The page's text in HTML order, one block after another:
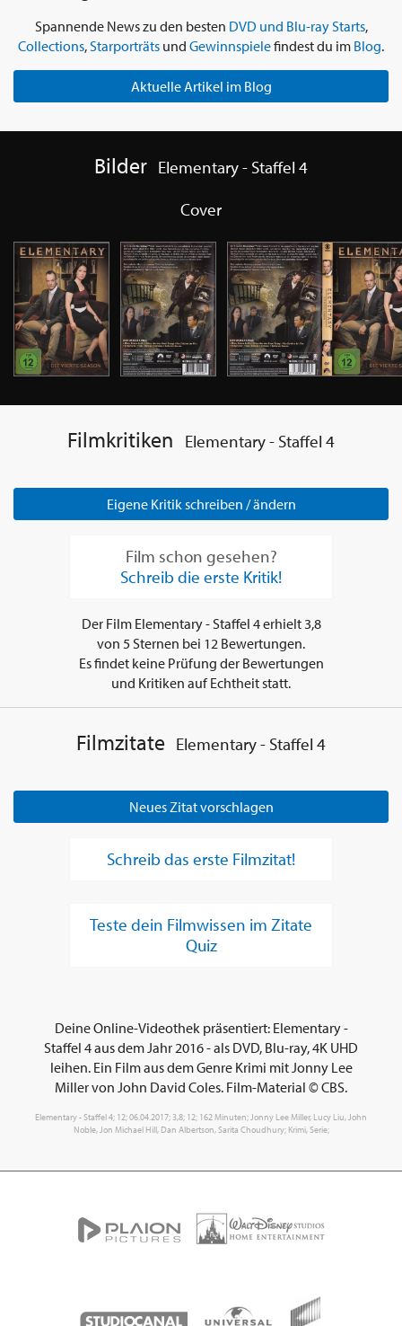
Spannende News zu den besten DVD und Blu-ray Starts,
Collections,Starporträts und Gewinnspielefindest du im Blog.
Aktuelle Artikel im Blog
Bilder Elementary - Staffel 4
Cover
Filmkritiken Elementary - Staffel 4
Eigene Kritik schreiben / ändern
Film schon gesehen?
Schreib die erste Kritik!
Der Film Elementary - Staffel 4erhielt3,8
von 5Sternen bei 12 Bewertungen.
Es findet keine Prüfung der Bewertungen
und Kritiken auf Echtheit statt.
Filmzitate Elementary - Staffel 4
Neues Zitat vorschlagen
Schreib das erste Filmzitat!
Teste dein Filmwissen im Zitate
Quiz
Deine Online-Videothek präsentiert: Elementary -
Staffel 4 aus dem Jahr 2016 - als DVD, Blu-ray, 4K UHD
leihen. Ein Film aus dem Genre Krimi mit Jonny Lee
Miller von John David Coles. Film-Material © CBS.
Elementary - Staffel 4; 12; 06.04.2017; 3,8; 12; 162 Minuten; Jonny Lee Miller, Lucy Liu, John
Noble, Jon Michael Hill, Dan Albertson, Sarita Choudhury; Krimi, Serie;